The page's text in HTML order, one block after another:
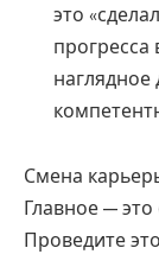
это
прогресса
наглядное
Смена
Главное —
Проведите